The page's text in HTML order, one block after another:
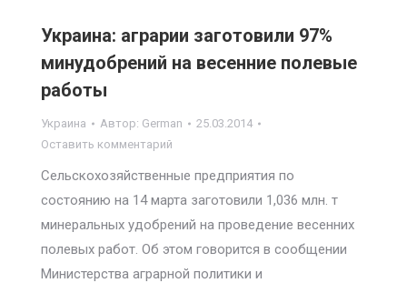
Украина: аграрии заготовили 97%
минудобрений на весенние полевые
работы
Украина Автор: German
25.03.2014
Оставить комментарий
Сельскохозяйственные предприятия по
состоянию на 14 марта заготовили 1,036 млн. т
минеральных удобрений на проведение весенних
полевых работ. Об этом говорится в сообщении
Министерства аграрной политики и